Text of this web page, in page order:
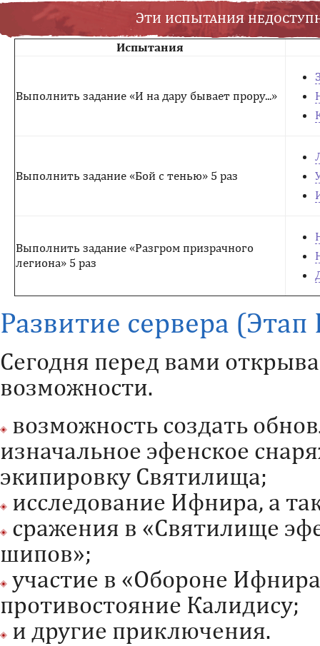
Эти испытания
Испытания
Выполнить задание «И на дару бывает прору...»
Выполнить задание «Бой с тенью» 5 раз
Выполнить задание «Разгром призрачного
легиона» 5 раз
Развитие сервера (Этап
Сегодня перед вами
возможности.
возможность создать
изначальное эфенское
экипировку Святилища;
исследование Ифнира, а
сражения в «Святилище
шипов»;
участие в «Обороне
противостояние Калидису;
и другие приключения.